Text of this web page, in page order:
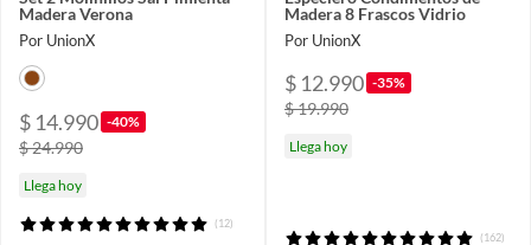
Madera Verona
Por UnionX
$ 14.990 -40%
$ 24.990
Llega hoy
(12)
Madera 8 Frascos Vidrio
Por UnionX
$ 12.990 -35%
$ 19.990
Llega hoy
(162)